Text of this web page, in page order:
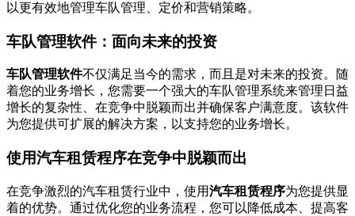
以更有效地管理车队管理、定价和营销策略。
车队管理软件：面向未来的投资
车队管理软件不仅满足当今的需求，而且是对未来的投资。随
着您的业务增长，您需要一个强大的车队管理系统来管理日益
增长的复杂性、在竞争中脱颖而出并确保客户满意度。该软件
为您提供可扩展的解决方案，以支持您的业务增长。
使用汽车租赁程序在竞争中脱颖而出
在竞争激烈的汽车租赁行业中，使用汽车租赁程序为您提供显
着的优势。通过优化您的业务流程，您可以降低成本、提高客